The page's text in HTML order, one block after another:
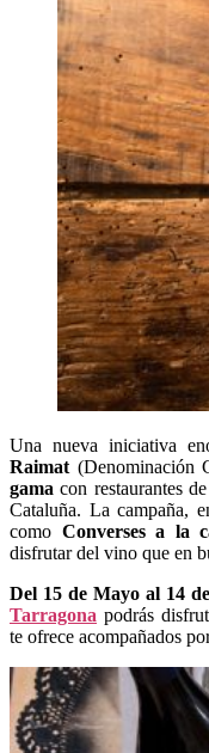
Una nueva iniciativa
Raimat(Denominación
gama con restaurantes
Cataluña. La campaña,
como Converses a la
disfrutar del vino que en
Del 15 de Mayo al 14
Tarragona podrás
te ofrece acompañados